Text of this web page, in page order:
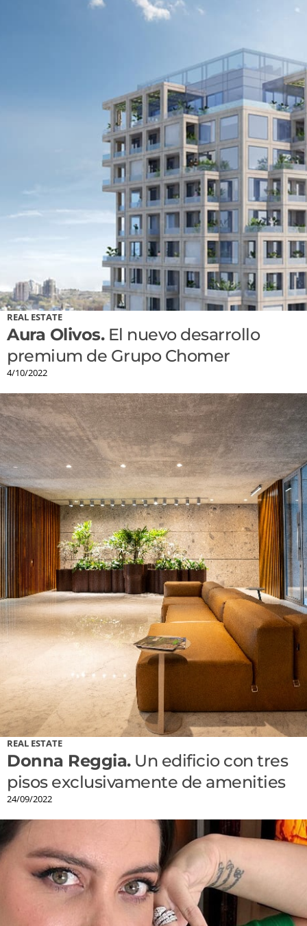
REAL ESTATE
Aura Olivos.El nuevo desarrollo
premium de Grupo Chomer
4/10/2022
REAL ESTATE
Donna Reggia.Un edificio con tres
pisos exclusivamente de amenities
24/09/2022